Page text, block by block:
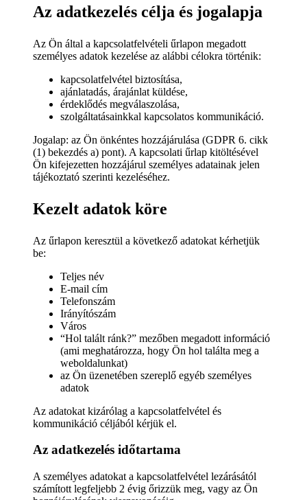
Az adatkezelés célja és jogalapja
Az Ön által a kapcsolatfelvételi űrlapon megadott
személyes adatok kezelése az alábbi célokra történik:
kapcsolatfelvétel biztosítása,
ajánlatadás, árajánlat küldése,
érdeklődés megválaszolása,
szolgáltatásainkkal kapcsolatos kommunikáció.
Jogalap: az Ön önkéntes hozzájárulása (GDPR 6. cikk
(1) bekezdés a) pont). A kapcsolati űrlap kitöltésével
Ön kifejezetten hozzájárul személyes adatainak jelen
tájékoztató szerinti kezeléséhez.
Kezelt adatok köre
Az űrlapon keresztül a következő adatokat kérhetjük
be:
Teljes név
E-mail cím
Telefonszám
Irányítószám
Város
“Hol talált ránk?” mezőben megadott információ
(ami meghatározza, hogy Ön hol találta meg a
weboldalunkat)
az Ön üzenetében szereplő egyéb személyes
adatok
Az adatokat kizárólag a kapcsolatfelvétel és
kommunikáció céljából kérjük el.
Az adatkezelés időtartama
A személyes adatokat a kapcsolatfelvétel lezárásától
számított legfeljebb 2 évig őrizzük meg, vagy az Ön